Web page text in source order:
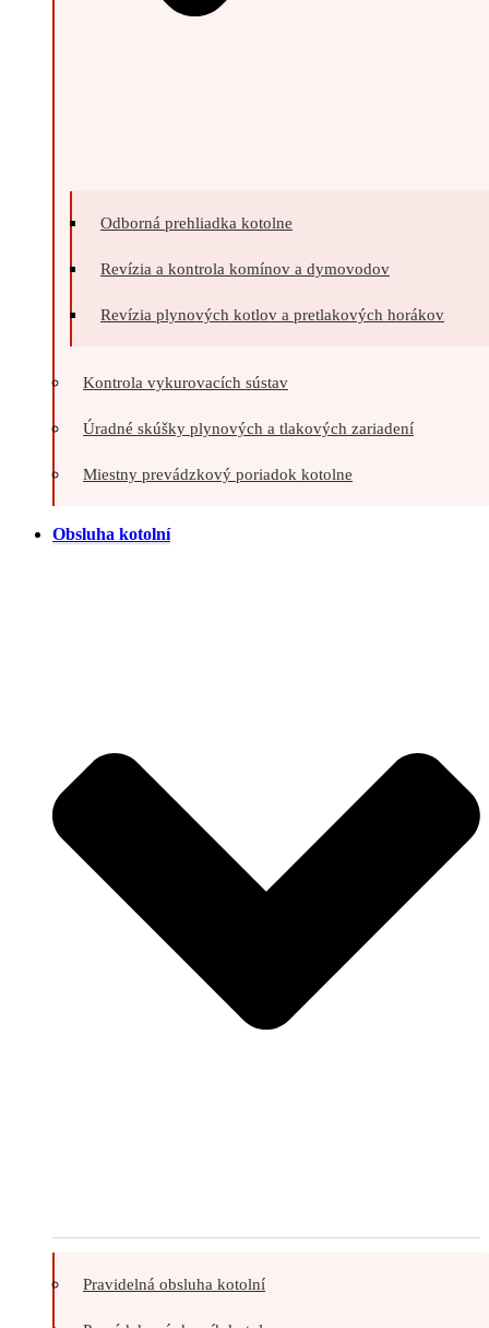
Odborná prehliadka kotolne
Revízia a kontrola komínov a dymovodov
Revízia plynových kotlov a pretlakových horákov
Kontrola vykurovacích sústav
Úradné skúšky plynových a tlakových zariadení
Miestny prevádzkový poriadok kotolne
Obsluha kotolní
Pravidelná obsluha kotolní